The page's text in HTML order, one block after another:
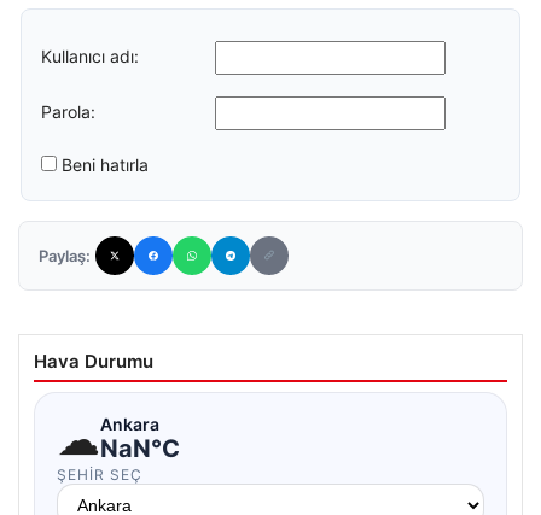
Kullanıcı adı:
Parola:
Beni hatırla
Paylaş:
Hava Durumu
☁Ankara
NaN°C
ŞEHIR SEÇ